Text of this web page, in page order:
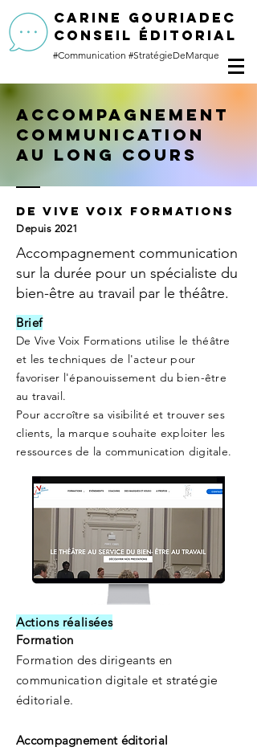
CARINE GOURIADEC
conseil éditorial
#Communication #StratégieDeMarque
Accompagnement
communication
au long cours
de vive voix formations
Depuis 2021
Accompagnement communication
sur la durée pour un spécialiste du
bien-être au travail par le théâtre.
Brief
De Vive Voix Formations utilise le théâtre
et les techniques de l'acteur pour
favoriser l'épanouissement du bien-être
au travail.
Pour accroître sa visibilité et trouver ses
clients, la marque souhaite exploiter les
ressources de la communication digitale.
Actions réalisées
Formation
Formation des dirigeants en
communication digitale et stratégie
éditoriale.
Accompagnement éditorial